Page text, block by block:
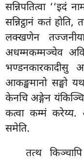
सन्निपतित्वा ‘‘इदं
सन्निट्ठानं कतं होति,
लक्खणेन
अधम्मकम्मञ्चेव
भण्डनकारकादीसु
आकङ्खमानो सङ्घो
केनचि अङ्गेन
कत्वा कम्मं करेय्य.
समेति.
तत्थ